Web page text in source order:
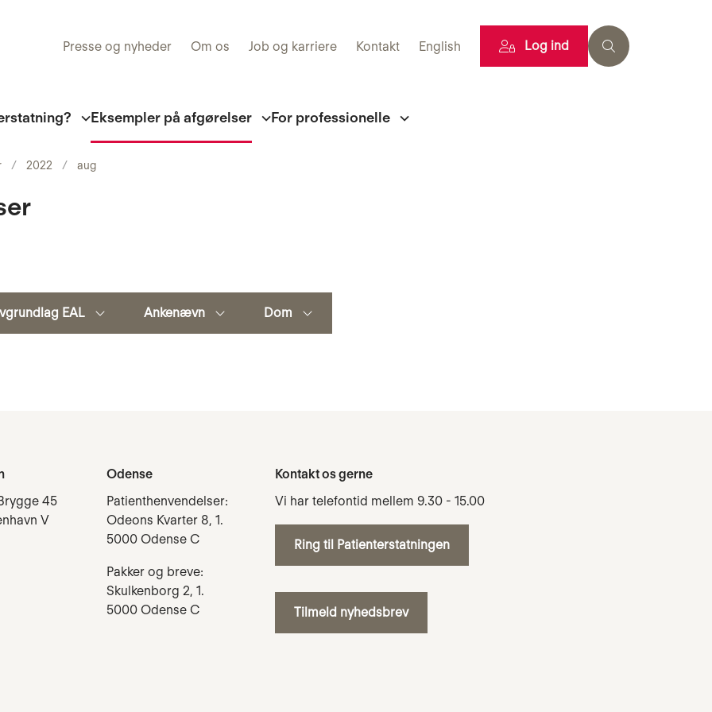
Presse og nyheder Om os Job og karriere Kontakt English Log ind
Eksempler på afgørelser For professionelle
2022 aug
EAL Ankenævn Dom
45
V
Odense
Patienthenvendelser:
Odeons Kvarter 8, 1.
5000 Odense C
Pakker og breve:
Skulkenborg 2, 1.
5000 Odense C
Kontakt os gerne
Vi har telefontid mellem 9.30 - 15.00
Ring til Patienterstatningen
Tilmeld nyhedsbrev